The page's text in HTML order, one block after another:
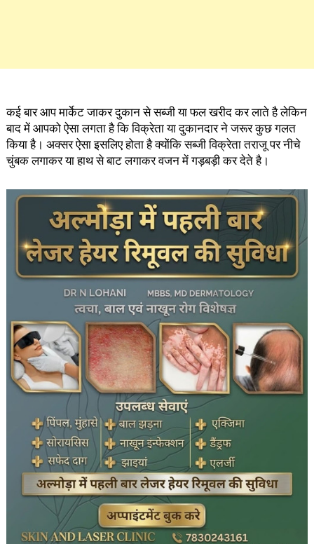
कई बार आप मार्केट जाकर दुकान से सब्जी या फल खरीद कर लाते है लेकिन
बाद में आपको ऐसा लगता है कि विक्रेता या दुकानदार ने जरूर कुछ गलत
किया है। अक्सर ऐसा इसलिए होता है क्योंकि सब्जी विक्रेता तराजू पर नीचे
चुंबक लगाकर या हाथ से बाट लगाकर वजन में गड़बड़ी कर देते है।